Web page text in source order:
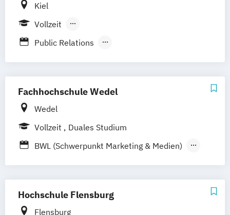
Kiel
Vollzeit
Berufsbegleitendes Präsenzstudium
Public Relations
Unternehmenskommunikation
Fachhochschule Wedel
Wedel
Vollzeit
Duales Studium
BWL (Schwerpunkt Marketing & Medien)
Hochschule Flensburg
Flensburg